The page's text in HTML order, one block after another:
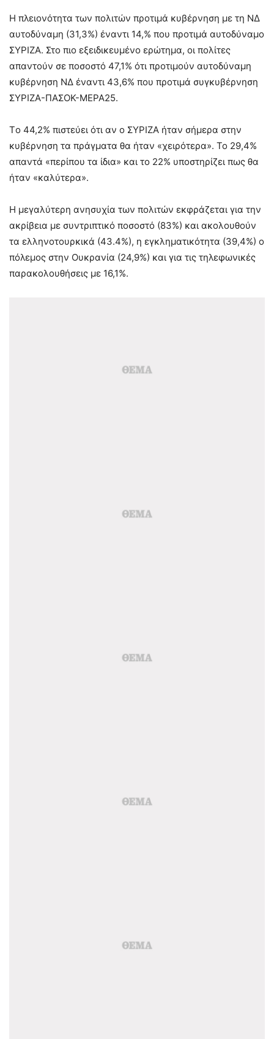
Η πλειονότητα των πολιτών προτιμά κυβέρνηση με τη ΝΔ
αυτοδύναμη (31,3%) έναντι 14,% που προτιμά αυτοδύναμο
ΣΥΡΙΖΑ. Στο πιο εξειδικευμένο ερώτημα, οι πολίτες
απαντούν σε ποσοστό 47,1% ότι προτιμούν αυτοδύναμη
κυβέρνηση ΝΔ έναντι 43,6% που προτιμά συγκυβέρνηση
ΣΥΡΙΖΑ-ΠΑΣΟΚ-ΜΕΡΑ25.
Tο 44,2% πιστεύει ότι αν ο ΣΥΡΙΖΑ ήταν σήμερα στην
κυβέρνηση τα πράγματα θα ήταν «χειρότερα». Το 29,4%
απαντά «περίπου τα ίδια» και το 22% υποστηρίζει πως θα
ήταν «καλύτερα».
Η μεγαλύτερη ανησυχία των πολιτών εκφράζεται για την
ακρίβεια με συντριπτικό ποσοστό (83%) και ακολουθούν
τα ελληνοτουρκικά (43.4%), η εγκληματικότητα (39,4%) ο
πόλεμος στην Ουκρανία (24,9%) και για τις τηλεφωνικές
παρακολουθήσεις με 16,1%.